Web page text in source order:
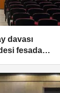
davası
fesada